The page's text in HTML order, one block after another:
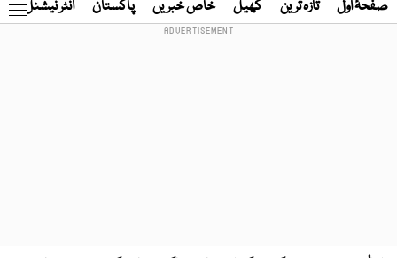
صفحۂ اول تازہ ترین کھیل خاص خبریں پاکستان انٹر نیشنل